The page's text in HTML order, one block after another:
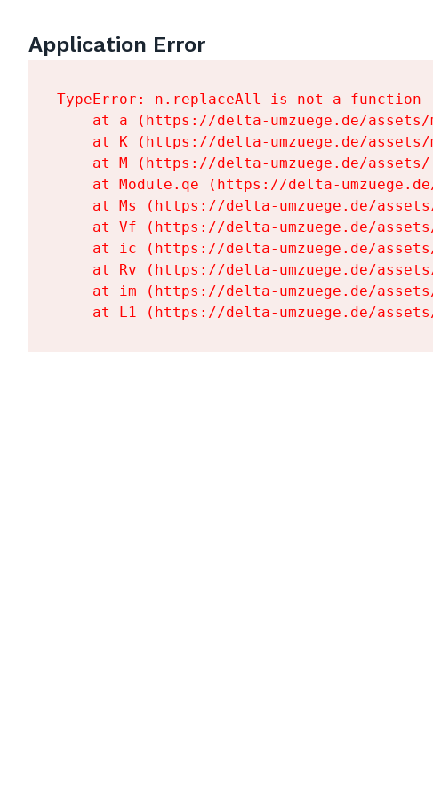
Application Error
TypeError: n.replaceAll is not a function
at a (https://delta-umzuege.de/
at K (https://delta-umzuege.de/
at M (https://delta-umzuege.de/
at Module.qe (https://delta-
at Ms (https://delta-umzuege.de/
at Vf (https://delta-umzuege.de/
at ic (https://delta-umzuege.de/
at Rv (https://delta-umzuege.de/
at im (https://delta-umzuege.de/
at L1 (https://delta-umzuege.de/